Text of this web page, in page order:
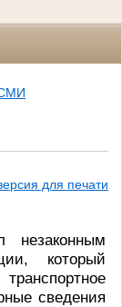
для печати
который
сведения